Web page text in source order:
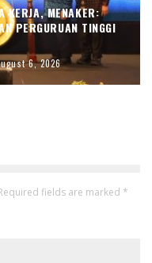
KERJA, MENAKER:
PERGURUAN TINGGI
6, 2026
fields are marked *